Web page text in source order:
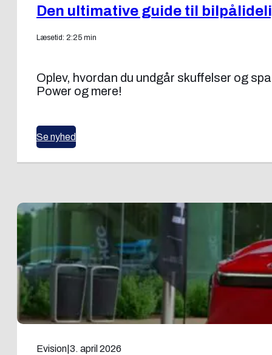
Den ultimative guide til
Læsetid: 2:25 min
Oplev, hvordan du undgår skuffelser og
Power og mere!
Se nyhed
Evision 3. april 2026